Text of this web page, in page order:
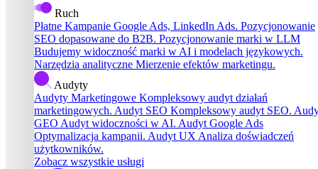
Ruch
Płatne Kampanie Google Ads, LinkedIn Ads. Pozycjonowanie
SEO dopasowane do B2B. Pozycjonowanie marki w LLM
Budujemy widoczność marki w AI i modelach językowych.
Narzędzia analityczne Mierzenie efektów marketingu.
Audyty
Audyty Marketingowe Kompleksowy audyt działań
marketingowych. Audyt SEO Kompleksowy audyt SEO.
GEO Audyt widoczności w AI. Audyt Google Ads
Optymalizacja kampanii. Audyt UX Analiza doświadczeń
użytkowników.
Zobacz wszystkie usługi